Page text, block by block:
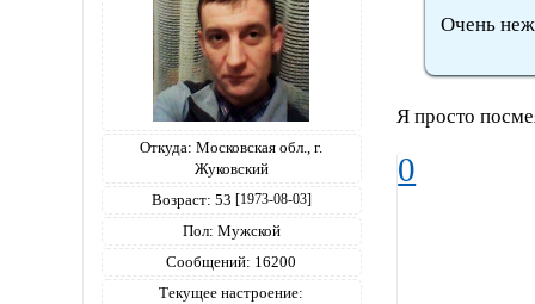
Откуда: Московская обл., г.
Жуковский
Возраст: 53 [1973-08-03]
Пол: Мужской
Сообщений: 16200
Текущее настроение:
Очень
Я просто
0